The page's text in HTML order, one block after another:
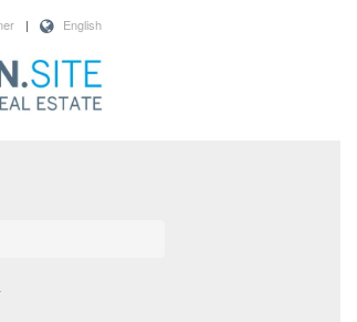
English
|